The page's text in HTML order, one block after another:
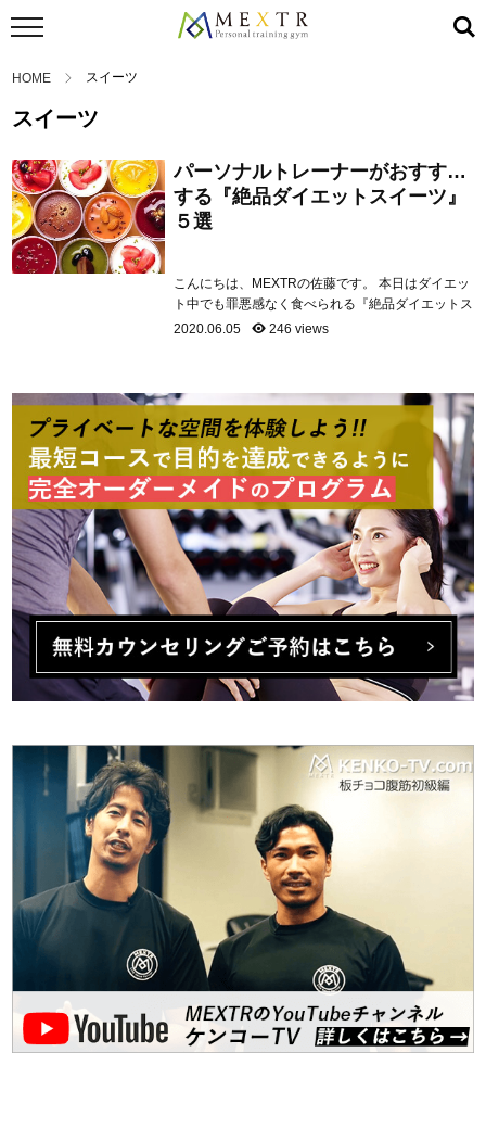
HOME スイーツ
スイーツ
パーソナルトレーナーがおすすめ
する『絶品ダイエットスイーツ』
５選
こんにちは、MEXTRの佐藤です。 本日はダイエッ
ト中でも罪悪感なく食べられる『絶品ダイエットス
イーツ』をご紹介致します！！ 本記事の目次 FINE
FINE L...
2020.06.05 246 views